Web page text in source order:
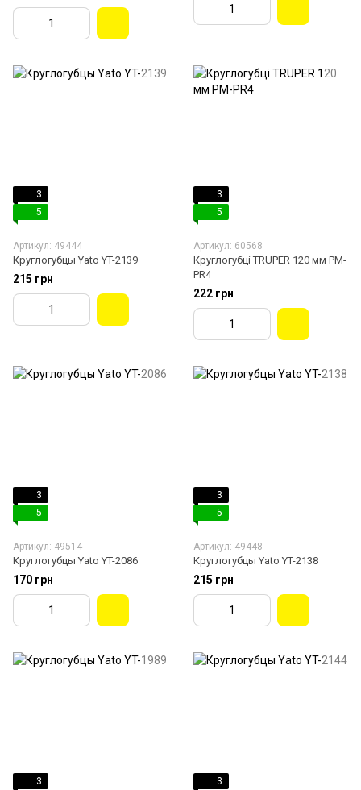
3
5
Артикул: 49444
Круглогубцы Yato YT-2139
215 грн
3
5
Артикул: 60568
Круглогубці TRUPER 120 мм PM-
PR4
222 грн
3
5
Артикул: 49514
Круглогубцы Yato YT-2086
170 грн
3
5
Артикул: 49448
Круглогубцы Yato YT-2138
215 грн
3 3